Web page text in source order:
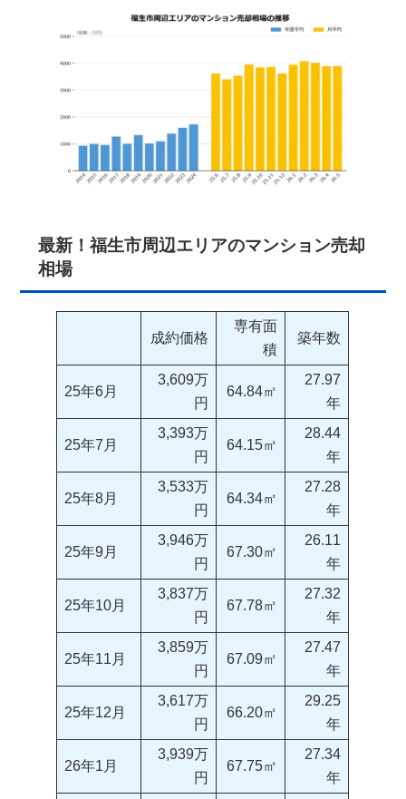
最新！福生市周辺エリアのマンション売却
相場
成約価格
専有面
積
築年数
25年6月
3,609万
円
64.84㎡
27.97
年
25年7月
3,393万
円
64.15㎡
28.44
年
25年8月
3,533万
円
64.34㎡
27.28
年
25年9月
3,946万
円
67.30㎡
26.11
年
25年10月
3,837万
円
67.78㎡
27.32
年
25年11月
3,859万
円
67.09㎡
27.47
年
25年12月
3,617万
円
66.20㎡
29.25
年
26年1月
3,939万
円
67.75㎡
27.34
年